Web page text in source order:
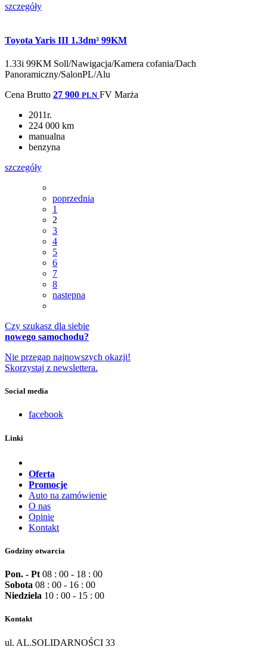
szczegóły
Toyota Yaris III 1.3dm³ 99KM
1.33i 99KM Soll/Nawigacja/Kamera cofania/Dach
Panoramiczny/SalonPL/Alu
Cena Brutto 27 900 PLN FV Marża
2011r.
224 000 km
manualna
benzyna
szczegóły
poprzednia
1
2
3
4
5
6
7
8
następna
Czy szukasz dla siebie
nowego samochodu?
Nie przegap najnowszych okazji!
Skorzystaj z newslettera.
Social media
facebook
Linki
Oferta
Promocje
Auto na zamówienie
O nas
Opinie
Kontakt
Godziny otwarcia
Pon. - Pt 08 : 00 - 18 : 00
Sobota 08 : 00 - 16 : 00
Niedziela 10 : 00 - 15 : 00
Kontakt
ul. AL.SOLIDARNOŚCI 33